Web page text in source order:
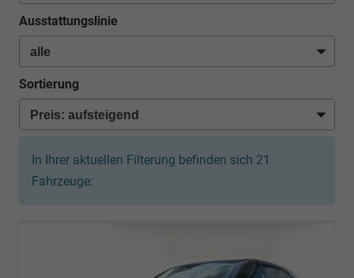
Ausstattungslinie
Sortierung
In Ihrer aktuellen Filterung befinden sich 21
Fahrzeuge: